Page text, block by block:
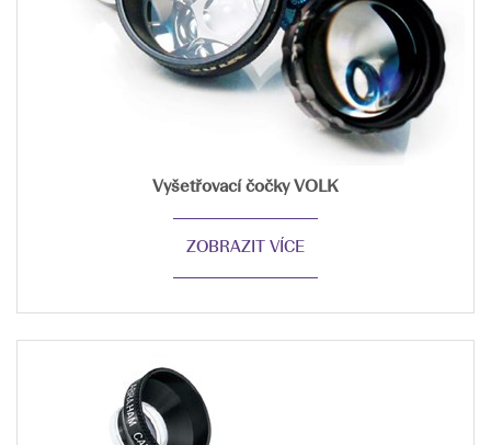
Vyšetřovací čočky VOLK
ZOBRAZIT VÍCE